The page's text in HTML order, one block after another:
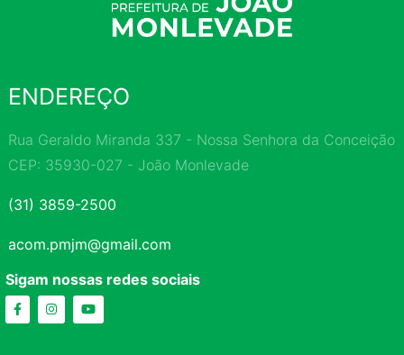
ENDEREÇO
Rua Geraldo Miranda 337 - Nossa Senhora da Conceição
CEP: 35930-027 - João Monlevade
(31) 3859-2500
acom.pmjm@gmail.com
Sigam nossas redes sociais